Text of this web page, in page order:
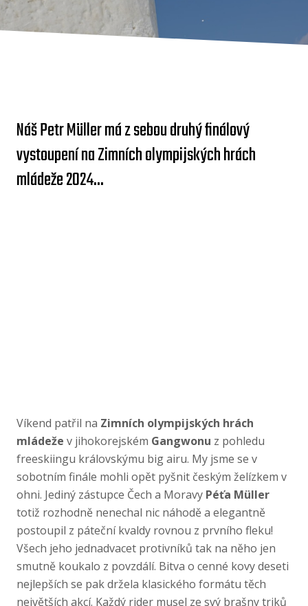
Náš Petr Müller má z sebou druhý finálový
vystoupení na Zimních olympijských hrách
mládeže 2024...
Víkend patřil na Zimních olympijských hrách
mládeže v jihokorejském Gangwonu z pohledu
freeskiingu královskýmu big airu. My jsme se v
sobotním finále mohli opět pyšnit českým želízkem v
ohni. Jediný zástupce Čech a Moravy Péťa Müller
totiž rozhodně nenechal nic náhodě a elegantně
postoupil z páteční kvaldy rovnou z prvního fleku!
Všech jeho jednadvacet protivníků tak na něho jen
smutně koukalo z povzdálí. Bitva o cenné kovy deseti
nejlepších se pak držela klasického formátu těch
největších akcí. Každý rider musel ze svý brašny triků